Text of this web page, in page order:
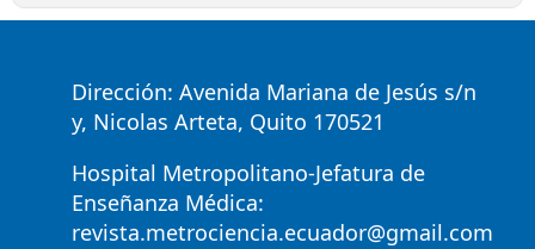
Dirección: Avenida Mariana de Jesús s/n
y, Nicolas Arteta, Quito 170521
Hospital Metropolitano-Jefatura de
Enseñanza Médica:
revista.metrociencia.ecuador@gmail.com